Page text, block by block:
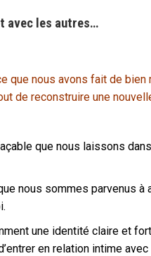
avec les autres…
que nous avons fait de bien
de reconstruire une
que nous laissons
nous sommes parvenus
une identité claire et
en relation intime